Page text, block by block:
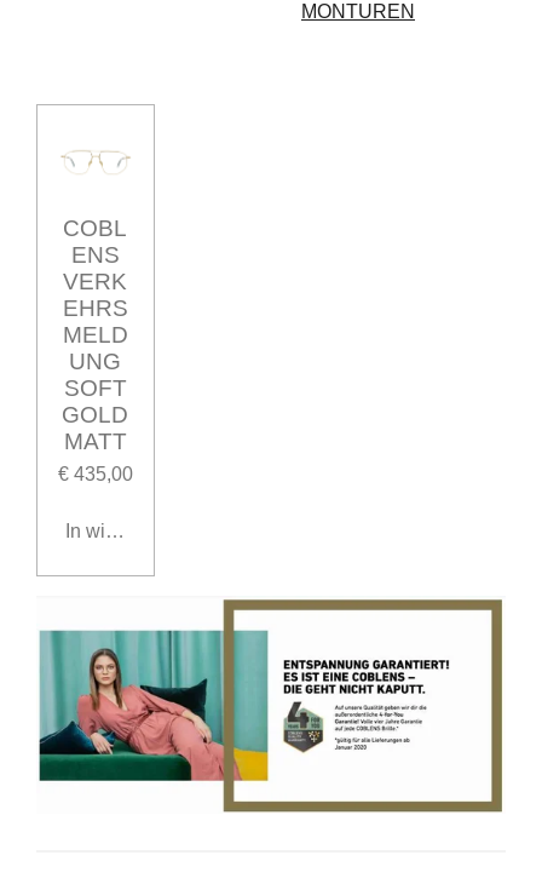
MONTUREN
COBL
ENS
VERK
EHRS
MELD
UNG
SOFT
GOLD
MATT
€ 435,00
In winkelwagen